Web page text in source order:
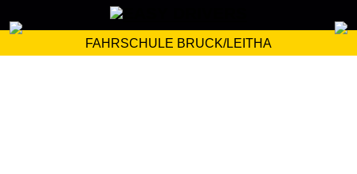
FAHRSCHULE BRUCK/LEITHA